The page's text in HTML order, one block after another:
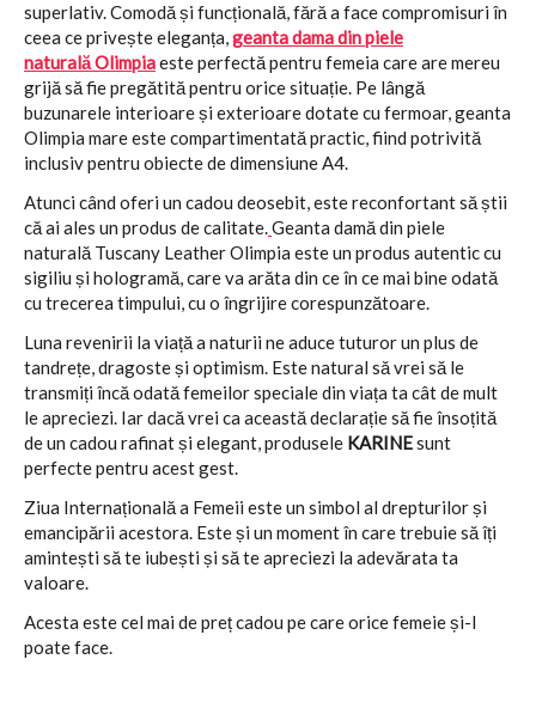
superlativ. Comodă și funcțională, fără a face compromisuri în
ceea ce privește eleganța,geanta dama din piele
naturală Olimpiaeste perfectă pentru femeia care are mereu
grijă să fie pregătită pentru orice situație. Pe lângă
buzunarele interioare și exterioare dotate cu fermoar, geanta
Olimpia mare este compartimentată practic, fiind potrivită
inclusiv pentru obiecte de dimensiune A4.
Atunci când oferi un cadou deosebit, este reconfortant să știi
că ai ales un produs de calitate.Geanta damă din piele
naturală Tuscany Leather Olimpia este un produs autentic cu
sigiliu și hologramă, care va arăta din ce în ce mai bine odată
cu trecerea timpului, cu o îngrijire corespunzătoare.
Luna revenirii la viață a naturii ne aduce tuturor un plus de
tandrețe, dragoste și optimism. Este natural să vrei să le
transmiți încă odată femeilor speciale din viața ta cât de mult
le apreciezi. Iar dacă vrei ca această declarație să fie însoțită
de un cadou rafinat și elegant, produsele KARINEsunt
perfecte pentru acest gest.
Ziua Internațională a Femeii este un simbol al drepturilor și
emancipării acestora. Este și un moment în care trebuie să îți
amintești să te iubești și să te apreciezi la adevărata ta
valoare.
Acesta este cel mai de preț cadou pe care orice femeie și-l
poate face.